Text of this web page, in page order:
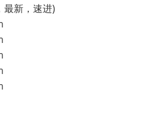
最新，速进)